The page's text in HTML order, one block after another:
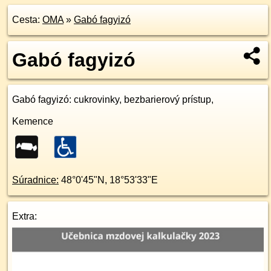
Cesta: OMA» Gabó fagyizó
Gabó fagyizó
Gabó fagyizó: cukrovinky, bezbarierový prístup,
Kemence
Súradnice: 48°0'45"N , 18°53'33"E
Extra: